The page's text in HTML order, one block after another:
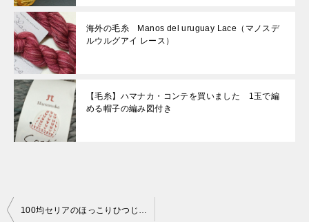
海外の毛糸 Manos del uruguay Lace（マノスデ
ルウルグアイ レース）
【毛糸】ハマナカ・コンテを買いました 1玉で編
める帽子の編み図付き
投
100均セリアのほっこりひつじちゃんでボーダーを編んでみる